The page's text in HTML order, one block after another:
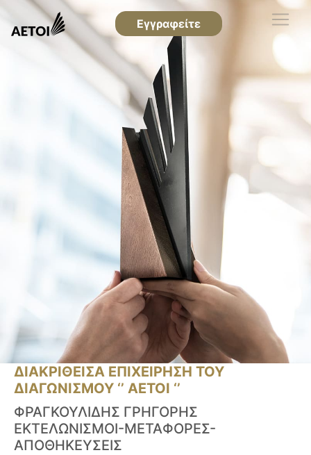
Εγγραφείτε
ΔΙΑΚΡΙΘΕΙΣΑ ΕΠΙΧΕΙΡΗΣΗ ΤΟΥ
ΔΙΑΓΩΝΙΣΜΟΥ ‘’ ΑΕΤΟΙ ‘’
ΦΡΑΓΚΟΥΛΙΔΗΣ ΓΡΗΓΟΡΗΣ
ΕΚΤΕΛΩΝΙΣΜΟΙ-ΜΕΤΑΦΟΡΕΣ-
ΑΠΟΘΗΚΕΥΣΕΙΣ